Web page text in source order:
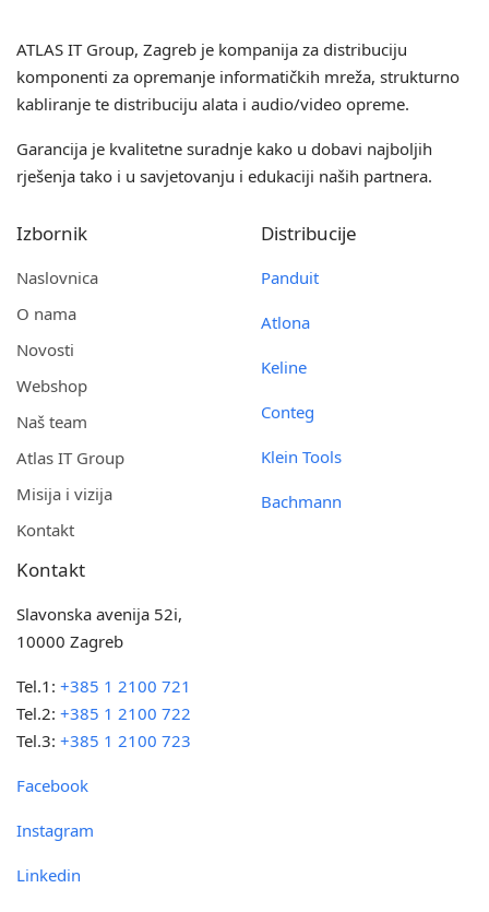
ATLAS IT Group, Zagreb je kompanija za distribuciju
komponenti za opremanje informatičkih mreža, strukturno
kabliranje te distribuciju alata i audio/video opreme.
Garancija je kvalitetne suradnje kako u dobavi najboljih
rješenja tako i u savjetovanju i edukaciji naših partnera.
Izbornik
Naslovnica
O nama
Novosti
Webshop
Naš team
Atlas IT Group
Misija i vizija
Kontakt
Distribucije
Panduit
Atlona
Keline
Conteg
Klein Tools
Bachmann
Kontakt
Slavonska avenija 52i,
10000 Zagreb
Tel.1:+385 1 2100 721
Tel.2:+385 1 2100 722
Tel.3:+385 1 2100 723
Facebook
Instagram
Linkedin